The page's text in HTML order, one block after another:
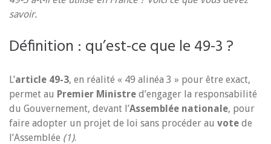
savoir.
Définition : qu’est-ce que le 49-3 ?
L’article 49-3, en réalité « 49 alinéa 3 » pour être exact,
permet au Premier Ministre d’engager la responsabilité
du Gouvernement, devant l’Assemblée nationale, pour
faire adopter un projet de loi sans procéder au vote de
l’Assemblée (1).